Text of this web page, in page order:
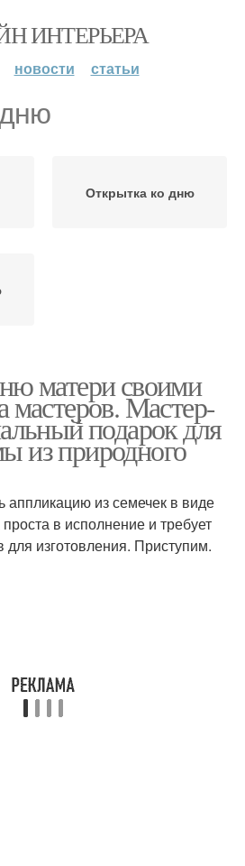
ИНТЕРЬЕРА
новости статьи
Открытка ко дню
матери своими
мастеров. Мастер-
подарок для
из природного
из семечек в виде
в исполнение и требует
изготовления. Приступим.